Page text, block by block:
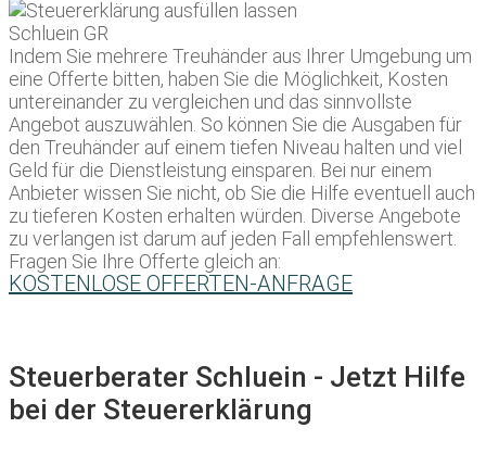
Indem Sie mehrere Treuhänder aus Ihrer Umgebung um
eine Offerte bitten, haben Sie die Möglichkeit, Kosten
untereinander zu vergleichen und das sinnvollste
Angebot auszuwählen. So können Sie die Ausgaben für
den Treuhänder auf einem tiefen Niveau halten und viel
Geld für die Dienstleistung einsparen. Bei nur einem
Anbieter wissen Sie nicht, ob Sie die Hilfe eventuell auch
zu tieferen Kosten erhalten würden. Diverse Angebote
zu verlangen ist darum auf jeden Fall empfehlenswert.
Fragen Sie Ihre Offerte gleich an:
KOSTENLOSE OFFERTEN-ANFRAGE
Steuerberater Schluein - Jetzt Hilfe
bei der Steuererklärung